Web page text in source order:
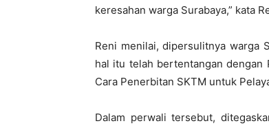
keresahan warga Surabaya,” kata
Reni menilai, dipersulitnya warga
hal itu telah bertentangan dengan
Cara Penerbitan SKTM untuk
Dalam perwali tersebut,